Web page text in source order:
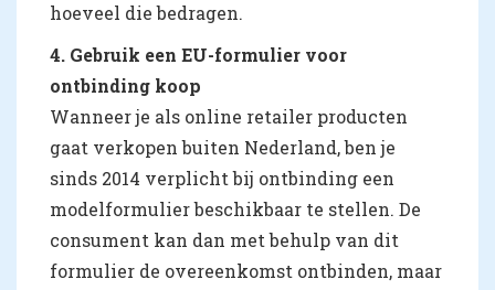
hoeveel die bedragen.
4. Gebruik een EU-formulier voor
ontbinding koop
Wanneer je als online retailer producten
gaat verkopen buiten Nederland, ben je
sinds 2014 verplicht bij ontbinding een
modelformulier beschikbaar te stellen. De
consument kan dan met behulp van dit
formulier de overeenkomst ontbinden, maar